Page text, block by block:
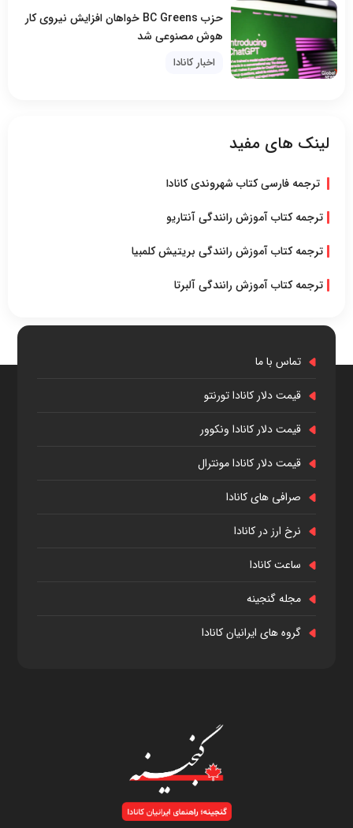
حزب BC Greens خواهان افزایش نیروی کار
هوش مصنوعی شد
اخبار کانادا
لینک های مفید
ترجمه فارسی کتاب شهروندی کانادا
ترجمه کتاب آموزش رانندگی آنتاریو
ترجمه کتاب آموزش رانندگی بریتیش کلمبیا
ترجمه کتاب آموزش رانندگی آلبرتا
تماس با ما
قیمت دلار کانادا تورنتو
قیمت دلار کانادا ونکوور
قیمت دلار کانادا مونترال
صرافی های کانادا
نرخ ارز در کانادا
ساعت کانادا
مجله گنجینه
گروه های ایرانیان کانادا